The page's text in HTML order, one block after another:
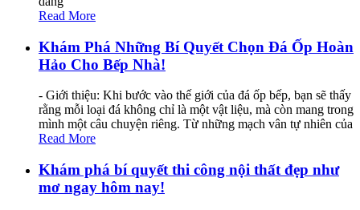
Read More
Khám Phá Những Bí Quyết Chọn Đá Ốp Hoàn
Hảo Cho Bếp Nhà!
- Giới thiệu: Khi bước vào thế giới của đá ốp bếp, bạn sẽ thấy
rằng mỗi loại đá không chỉ là một vật liệu, mà còn mang trong
mình một câu chuyện riêng. Từ những mạch vân tự nhiên của
Read More
Khám phá bí quyết thi công nội thất đẹp như
mơ ngay hôm nay!